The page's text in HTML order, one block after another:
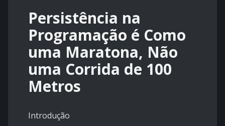
Persistência na
Programação é Como
uma Maratona, Não
uma Corrida de 100
Metros
Introdução